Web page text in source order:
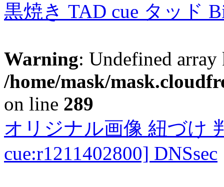
黒焼き TAD cue タッド
Warning: Undefined
/home/mask/
on line 289
オリジナル画像 紐づけ
cue:r1211402800] DNSsec